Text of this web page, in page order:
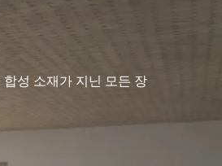
성 소재가 지닌 모든 장